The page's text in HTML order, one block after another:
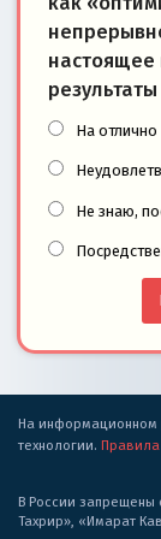
настоящее
На отлично
Не знаю,
На информационном
технологии. Правила
В России запрещены
Тахрир», «Имарат